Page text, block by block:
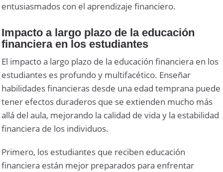
entusiasmados con el aprendizaje financiero.
Impacto a largo plazo de la educación
financiera en los estudiantes
El impacto a largo plazo de la educación financiera en los
estudiantes es profundo y multifacético. Enseñar
habilidades financieras desde una edad temprana puede
tener efectos duraderos que se extienden mucho más
allá del aula, mejorando la calidad de vida y la estabilidad
financiera de los individuos.
Primero, los estudiantes que reciben educación
financiera están mejor preparados para enfrentar